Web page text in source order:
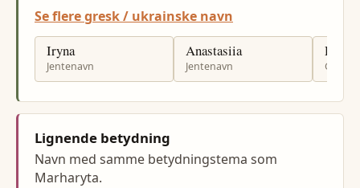
Se flere gresk / ukrainske navn
Iryna
Jentenavn
Anastasiia
Jentenavn
Lignende betydning
Navn med samme betydningstema som
Marharyta.